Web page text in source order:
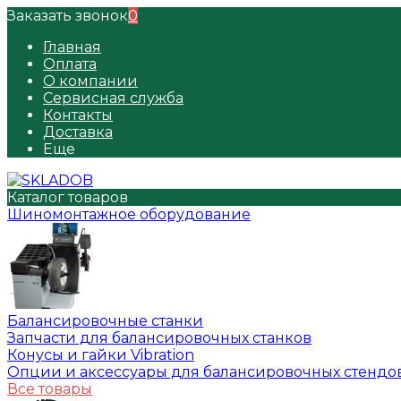
Заказать звонок0
Главная
Оплата
О компании
Сервисная служба
Контакты
Доставка
Еще
Каталог товаров
Шиномонтажное оборудование
Балансировочные станки
Запчасти для балансировочных станков
Конусы и гайки Vibration
Опции и аксессуары для балансировочных
Все товары